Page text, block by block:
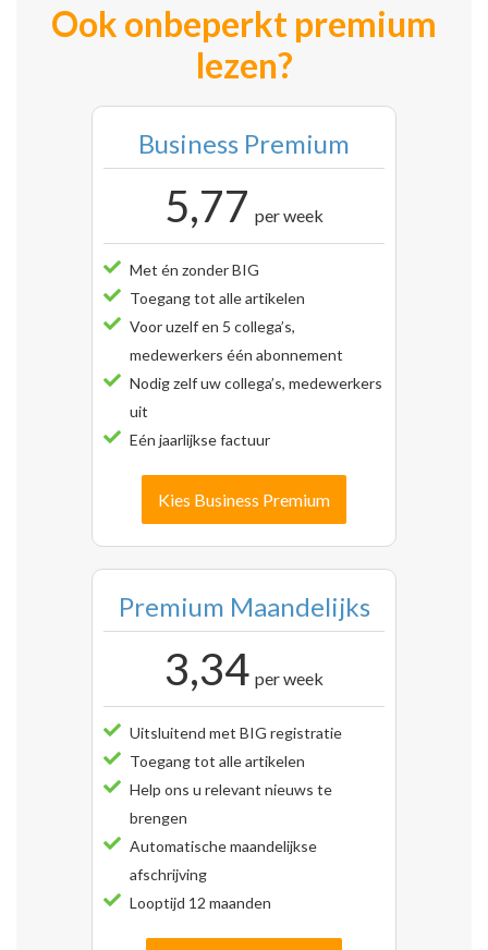
Ook onbeperkt premium
lezen?
Business Premium
5,77 per week
Met én zonder BIG
Toegang tot alle artikelen
Voor uzelf en 5 collega’s,
medewerkers één abonnement
Nodig zelf uw collega’s, medewerkers
uit
Eén jaarlijkse factuur
Kies Business Premium
Premium Maandelijks
3,34 per week
Uitsluitend met BIG registratie
Toegang tot alle artikelen
Help ons u relevant nieuws te
brengen
Automatische maandelijkse
afschrijving
Looptijd 12 maanden